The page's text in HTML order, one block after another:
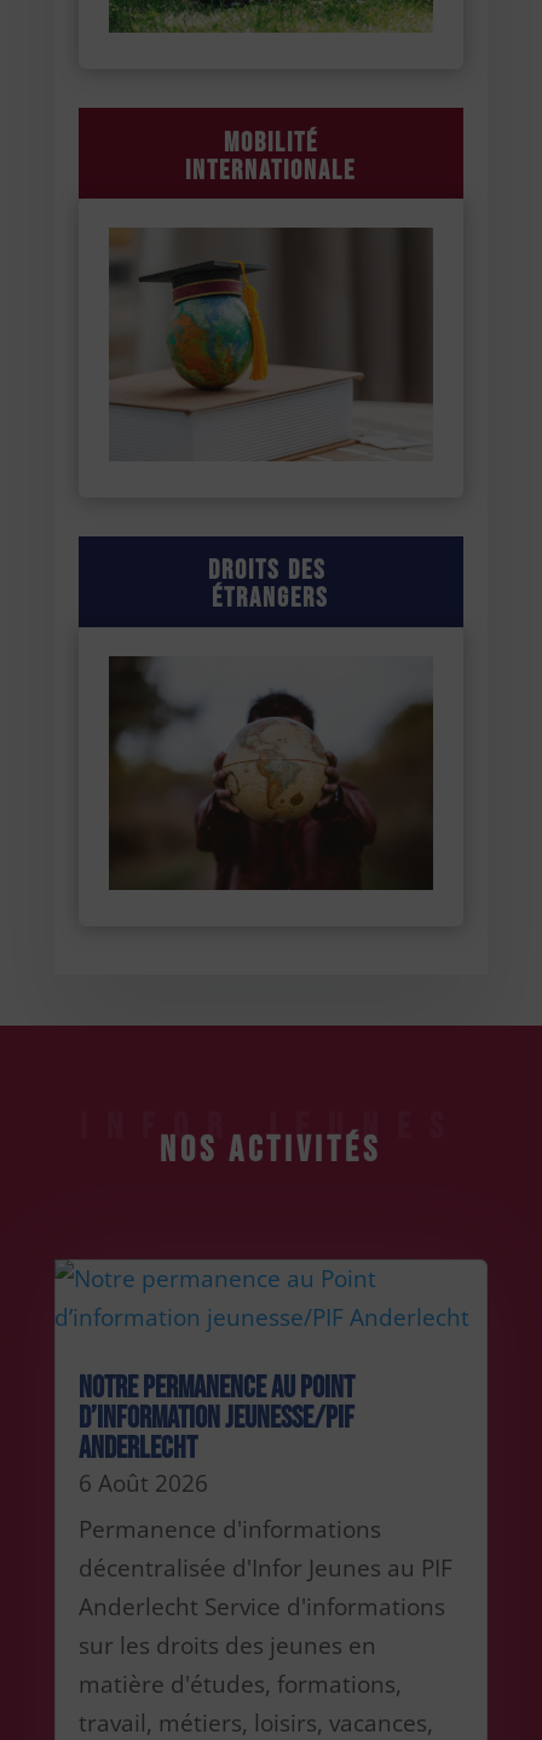
Mobilité
internationale
Droits des
étrangers
INFOR JEUNES
Nos activités
Notre permanence au Point
d’information jeunesse/PIF
Anderlecht
6 Août 2026
Permanence d'informations
décentralisée d'Infor Jeunes au PIF
Anderlecht Service d'informations
sur les droits des jeunes en
matière d'études, formations,
travail, métiers, loisirs, vacances,